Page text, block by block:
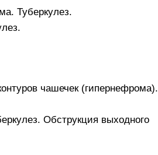
Туберкулез.
чашечек (гипернефрома).
Обструкция выходного